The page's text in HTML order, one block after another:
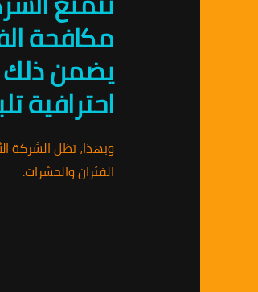
مكافحة
يضمن ذلك
احترافية
وبهذا، تظل الشركة
الفئران والحشرات.